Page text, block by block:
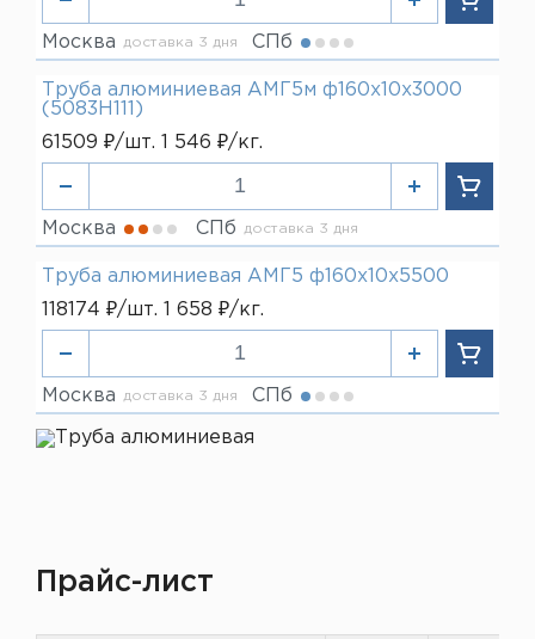
Москва доставка 3 дня СПб
Труба алюминиевая АМГ5м ф160х10х3000
(5083H111)
61509 ₽/шт. 1 546 ₽/кг.
Москва СПб доставка 3 дня
Труба алюминиевая АМГ5 ф160х10х5500
118174 ₽/шт. 1 658 ₽/кг.
Москва доставка 3 дня СПб
Прайс-лист